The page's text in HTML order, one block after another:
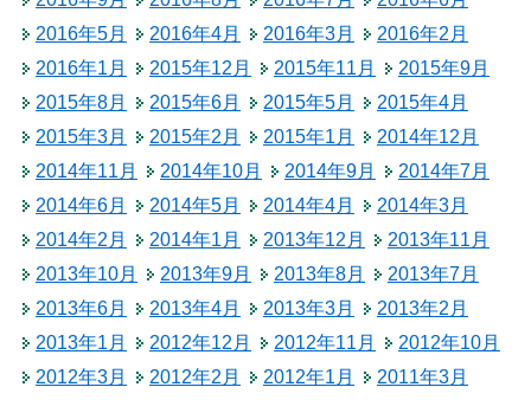
2016年5月
2016年4月 2016年3月
2016年2月
2016年1月
2015年12月 2015年11月
2015年9月
2015年8月
2015年6月 2015年5月
2015年4月
2015年3月
2015年2月 2015年1月
2014年12月
2014年11月
2014年10月 2014年9月
2014年7月
2014年6月
2014年5月 2014年4月
2014年3月
2014年2月
2014年1月 2013年12月
2013年11月
2013年10月
2013年9月 2013年8月
2013年7月
2013年6月
2013年4月 2013年3月
2013年2月
2013年1月
2012年12月 2012年11月
2012年10月
2012年3月
2012年2月 2012年1月
2011年3月